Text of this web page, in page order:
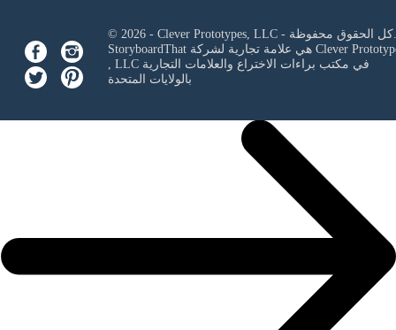
© 2026 - Clever Prototypes, LLC - كل الحقوق محفوظة.
StoryboardThat هي علامة تجارية لشركة Clever
, LLCفي مكتب براءات الاختراع والعلامات التجارية
بالولايات المتحدة